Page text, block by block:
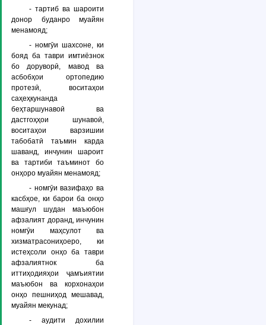
- тартиб ва шароити
донор буданро муайян
менамояд;
- номгӯи шахсоне, ки
бояд ба таври имтиёзнок
бо доруворӣ, мавод ва
асбобҳои ортопедию
протезӣ, воситаҳои
саҳеҳкунанда
беҳтаршунавоӣ ва
дастгоҳҳои шунавоӣ,
воситаҳои варзишии
табобатӣ таъмин карда
шаванд, инчунин шароит
ва тартиби таъминот бо
онҳоро муайян менамояд;
- номгӯи вазифаҳо ва
касбҳое, ки барои ба онҳо
машғул шудан маъюбон
афзалият доранд, инчунин
номгӯи маҳсулот ва
хизматрасониҳоеро, ки
истеҳсоли онҳо ба таври
афзалиятнок ба
иттиҳодияҳои ҷамъиятии
маъюбон ва корхонаҳои
онҳо пешниҳод мешавад,
муайян мекунад;
- аудити дохилии